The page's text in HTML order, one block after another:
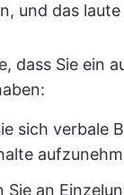
und das
dass Sie ein
sich verbale
Sie an